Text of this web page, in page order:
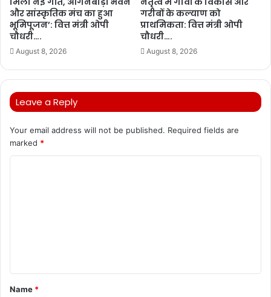
और सांस्कृतिक मंच का हुआ
भूमिपूजन’: वित्त मंत्री ओपी
चौधरी….
August 8, 2026
गरीबों के कल्याण को
प्राथमिकता: वित्त मंत्री ओपी
चौधरी….
August 8, 2026
Leave a Reply
Your email address will not be published. Required fields are
marked *
t
*
Name *